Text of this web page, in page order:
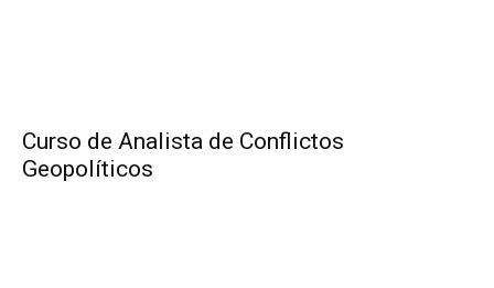
Curso de Analista de Conflictos
Geopolíticos